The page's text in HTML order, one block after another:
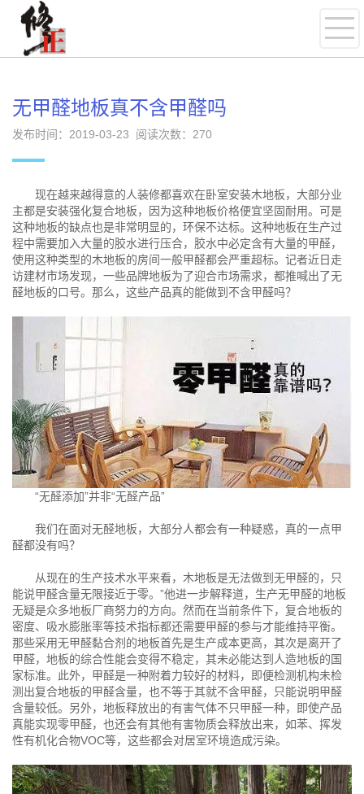
无甲醛地板真不含甲醛吗
发布时间：2019-03-23 阅读次数： 270
现在越来越得意的人装修都喜欢在卧室安装木地板，大部分业
主都是安装强化复合地板，因为这种地板价格便宜坚固耐用。可是
这种地板的缺点也是非常明显的，环保不达标。这种地板在生产过
程中需要加入大量的胶水进行压合，胶水中必定含有大量的甲醛，
使用这种类型的木地板的房间一般甲醛都会严重超标。记者近日走
访建材市场发现，一些品牌地板为了迎合市场需求，都推喊出了无
醛地板的口号。那么，这些产品真的能做到不含甲醛吗？
“无醛添加”并非“无醛产品”
我们在面对无醛地板，大部分人都会有一种疑惑，真的一点甲
醛都没有吗？
从现在的生产技术水平来看，木地板是无法做到无甲醛的，只
能说甲醛含量无限接近于零。”他进一步解释道，生产无甲醛的地板
无疑是众多地板厂商努力的方向。然而在当前条件下，复合地板的
密度、吸水膨胀率等技术指标都还需要甲醛的参与才能维持平衡。
那些采用无甲醛黏合剂的地板首先是生产成本更高，其次是离开了
甲醛，地板的综合性能会变得不稳定，其未必能达到人造地板的国
家标准。此外，甲醛是一种附着力较好的材料，即便检测机构未检
测出复合地板的甲醛含量，也不等于其就不含甲醛，只能说明甲醛
含量较低。另外，地板释放出的有害气体不只甲醛一种，即使产品
真能实现零甲醛，也还会有其他有害物质会释放出来，如苯、挥发
性有机化合物VOC等，这些都会对居室环境造成污染。